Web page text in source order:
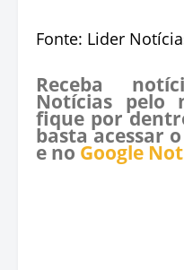
Fonte: Lider
Receba
Notícias pelo
fique por
basta acessar
e no Google